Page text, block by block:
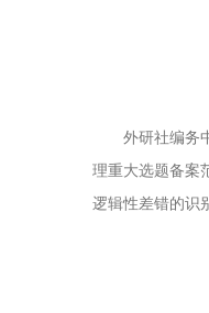
外研社编务
理重大选题备案
逻辑性差错的识